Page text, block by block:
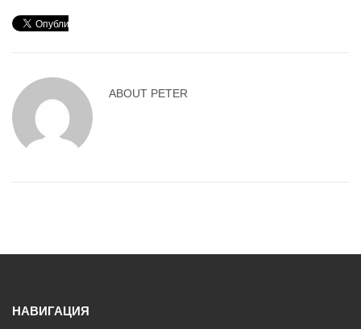
ABOUT PETER
НАВИГАЦИЯ